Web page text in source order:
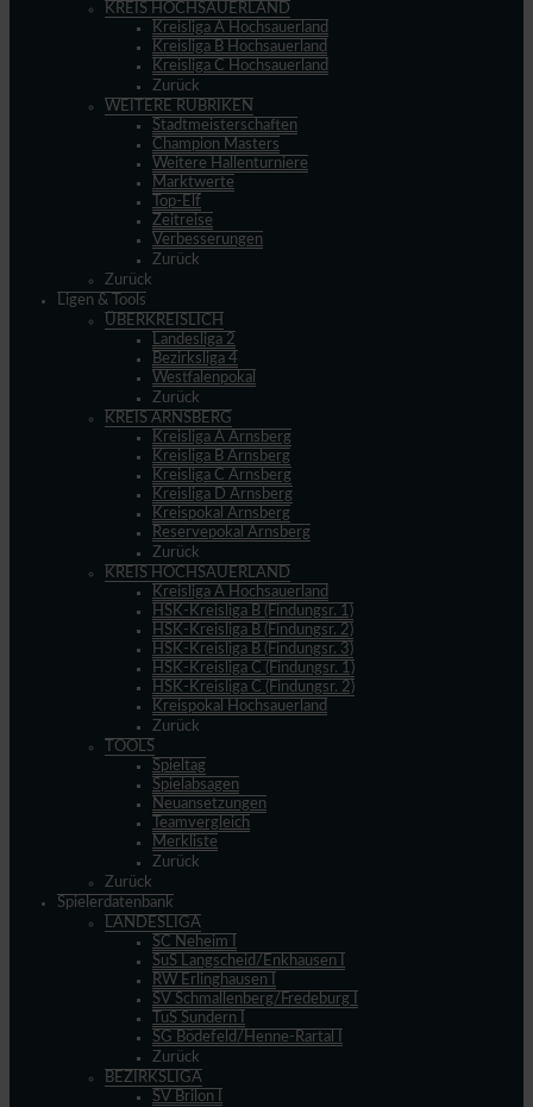
KREIS HOCHSAUERLAND
Kreisliga A Hochsauerland
Kreisliga B Hochsauerland
Kreisliga C Hochsauerland
Zurück
WEITERE RUBRIKEN
Stadtmeisterschaften
Champion Masters
Weitere Hallenturniere
Marktwerte
Top-Elf
Zeitreise
Verbesserungen
Zurück
Zurück
Ligen & Tools
ÜBERKREISLICH
Landesliga 2
Bezirksliga 4
Westfalenpokal
Zurück
KREIS ARNSBERG
Kreisliga A Arnsberg
Kreisliga B Arnsberg
Kreisliga C Arnsberg
Kreisliga D Arnsberg
Kreispokal Arnsberg
Reservepokal Arnsberg
Zurück
KREIS HOCHSAUERLAND
Kreisliga A Hochsauerland
HSK-Kreisliga B (Findungsr. 1)
HSK-Kreisliga B (Findungsr. 2)
HSK-Kreisliga B (Findungsr. 3)
HSK-Kreisliga C (Findungsr. 1)
HSK-Kreisliga C (Findungsr. 2)
Kreispokal Hochsauerland
Zurück
TOOLS
Spieltag
Spielabsagen
Neuansetzungen
Teamvergleich
Merkliste
Zurück
Zurück
Spielerdatenbank
LANDESLIGA
SC Neheim I
SuS Langscheid/Enkhausen I
RW Erlinghausen I
SV Schmallenberg/Fredeburg I
TuS Sundern I
SG Bödefeld/Henne-Rartal I
Zurück
BEZIRKSLIGA
SV Brilon I